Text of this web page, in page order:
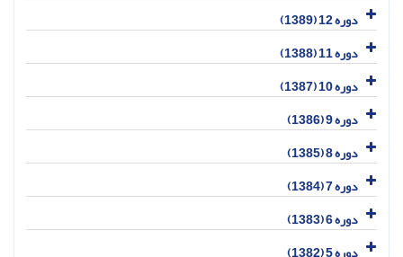
دوره 12 (1389)
دوره 11 (1388)
دوره 10 (1387)
دوره 9 (1386)
دوره 8 (1385)
دوره 7 (1384)
دوره 6 (1383)